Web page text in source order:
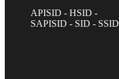
APISID - HSID -
SAPISID - SID - SSID